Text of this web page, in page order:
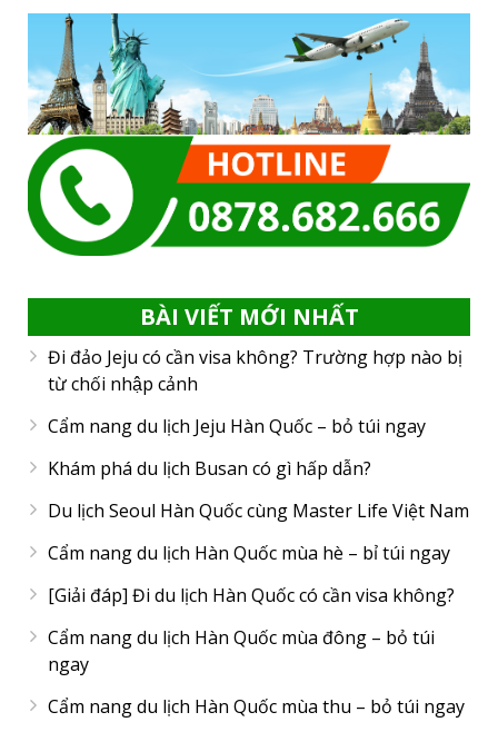
BÀI VIẾT MỚI NHẤT
Đi đảo Jeju có cần visa không? Trường hợp nào bị
từ chối nhập cảnh
Cẩm nang du lịch Jeju Hàn Quốc – bỏ túi ngay
Khám phá du lịch Busan có gì hấp dẫn?
Du lịch Seoul Hàn Quốc cùng Master Life Việt Nam
Cẩm nang du lịch Hàn Quốc mùa hè – bỉ túi ngay
[Giải đáp] Đi du lịch Hàn Quốc có cần visa không?
Cẩm nang du lịch Hàn Quốc mùa đông – bỏ túi
ngay
Cẩm nang du lịch Hàn Quốc mùa thu – bỏ túi ngay